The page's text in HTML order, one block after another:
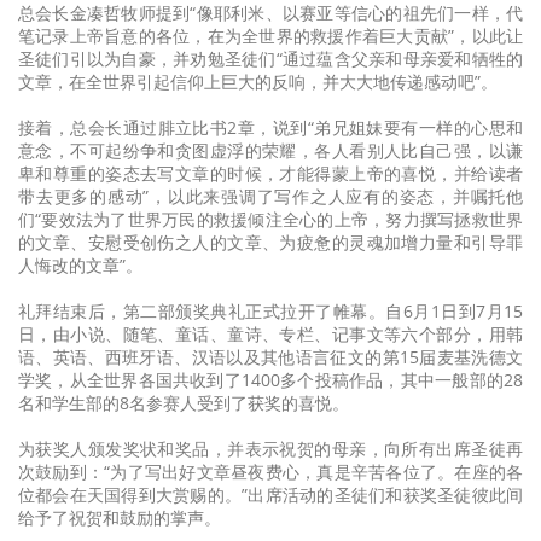
总会长金凑哲牧师提到“像耶利米、以赛亚等信心的祖先们一样，代
笔记录上帝旨意的各位，在为全世界的救援作着巨大贡献”，以此让
圣徒们引以为自豪，并劝勉圣徒们“通过蕴含父亲和母亲爱和牺牲的
文章，在全世界引起信仰上巨大的反响，并大大地传递感动吧”。
接着，总会长通过腓立比书2章，说到“弟兄姐妹要有一样的心思和
意念，不可起纷争和贪图虚浮的荣耀，各人看别人比自己强，以谦
卑和尊重的姿态去写文章的时候，才能得蒙上帝的喜悦，并给读者
带去更多的感动”，以此来强调了写作之人应有的姿态，并嘱托他
们“要效法为了世界万民的救援倾注全心的上帝，努力撰写拯救世界
的文章、安慰受创伤之人的文章、为疲惫的灵魂加增力量和引导罪
人悔改的文章”。
礼拜结束后，第二部颁奖典礼正式拉开了帷幕。自6月1日到7月15
日，由小说、随笔、童话、童诗、专栏、记事文等六个部分，用韩
语、英语、西班牙语、汉语以及其他语言征文的第15届麦基洗德文
学奖，从全世界各国共收到了1400多个投稿作品，其中一般部的28
名和学生部的8名参赛人受到了获奖的喜悦。
为获奖人颁发奖状和奖品，并表示祝贺的母亲，向所有出席圣徒再
次鼓励到：“为了写出好文章昼夜费心，真是辛苦各位了。在座的各
位都会在天国得到大赏赐的。”出席活动的圣徒们和获奖圣徒彼此间
给予了祝贺和鼓励的掌声。